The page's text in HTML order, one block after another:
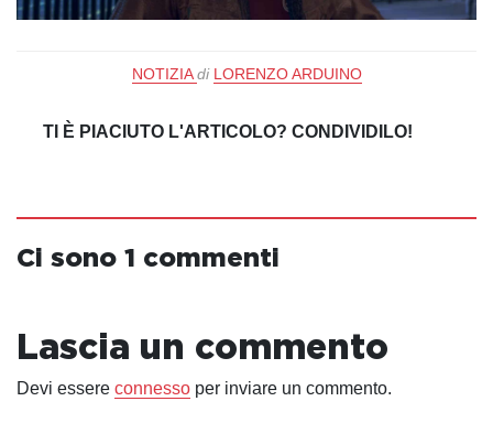
NOTIZIA di LORENZO ARDUINO
TI È PIACIUTO L'ARTICOLO? CONDIVIDILO!
Ci sono 1 commenti
Lascia un commento
Devi essere connesso per inviare un commento.